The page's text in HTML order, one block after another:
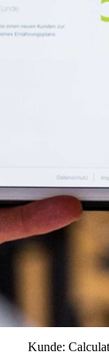
Kunde: